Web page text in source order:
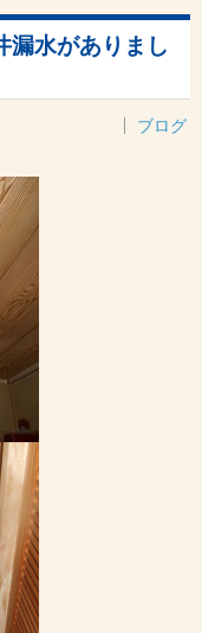
漏水がありまし
ブログ